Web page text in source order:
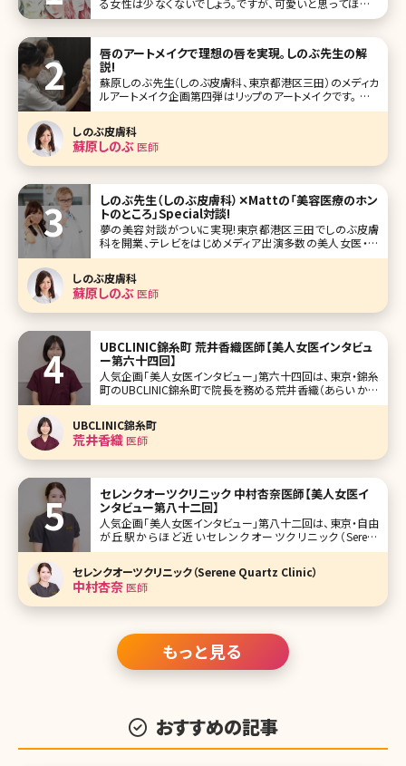
る女性は少なくないでしょう。ですが、可愛いと思ってほしい
のであれば、唇が薄い方が実はいいかもしれません。 そこで
唇のアートメイクで理想の唇を実現。しのぶ先生の解
説!
蘇原しのぶ先生（しのぶ皮膚科、東京都港区三田）のメディカ
ルアートメイク企画第四弾はリップのアートメイクです。 ふっ
くらとしたセクシーな唇、赤ちゃんのようなくすみのないクリ
アな唇、口角が上がった華やかな唇。あなたの理想はどのよ
うな唇ですか?アートメイクによって理想の唇、印象的な唇を
手に入れませんか
しのぶ皮膚科
蘇原しのぶ医師
しのぶ先生（しのぶ皮膚科）✕Mattの「美容医療のホン
トのところ」Special対談!
夢の美容対談がついに実現!東京都港区三田でしのぶ皮膚
科を開業、テレビをはじめメディア出演多数の美人女医・蘇
原しのぶ先生と『踊る！さんま御殿!!』『行列のできる法律の相
談所』などの出演で話題、モデル・アーティストのMatt氏が美
容について縦横無尽に語り尽くします! ブレイク前からしのぶ
皮膚科で
しのぶ皮膚科
蘇原しのぶ医師
UBCLINIC錦糸町 荒井香織医師【美人女医インタビュ
ー第六十四回】
人気企画「美人女医インタビュー」第六十四回は、東京・錦糸
町のUBCLINIC錦糸町で院長を務める荒井香織（あらい かお
り）先生です。 レアな、歯科医師と医師のダブルライセンス保
持者。それだけでも努力家であり、探求家であると知れます
が、不安を持って来院する患者さんに笑顔で丁寧なカウンセ
リングをし
UBCLINIC錦糸町
荒井香織医師
セレンクオーツクリニック 中村杏奈医師【美人女医イ
ンタビュー第八十二回】
人気企画「美人女医インタビュー」第八十二回は、東京・自由
が丘駅からほど近いセレンクオーツクリニック（Serene
Quartz Clinic）で院長を務める中村杏奈（なかむら あんな）
先生です。 やわらかな光が差し込む、ゆったりとした空間で美
しさも心も満たしてくれる「セレンクオーツクリニック」。ク
セレンクオーツクリニック（Serene Quartz Clinic）
中村杏奈医師
もっと見る
おすすめの記事